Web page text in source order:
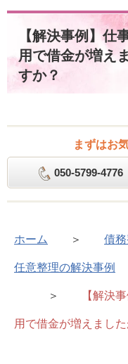
【解決事例】仕
用で借金が増え
すか？
まずはお
050-5799-4776
ホーム ＞ 債
任意整理の解決事例
＞ 【解決
用で借金が増えまし